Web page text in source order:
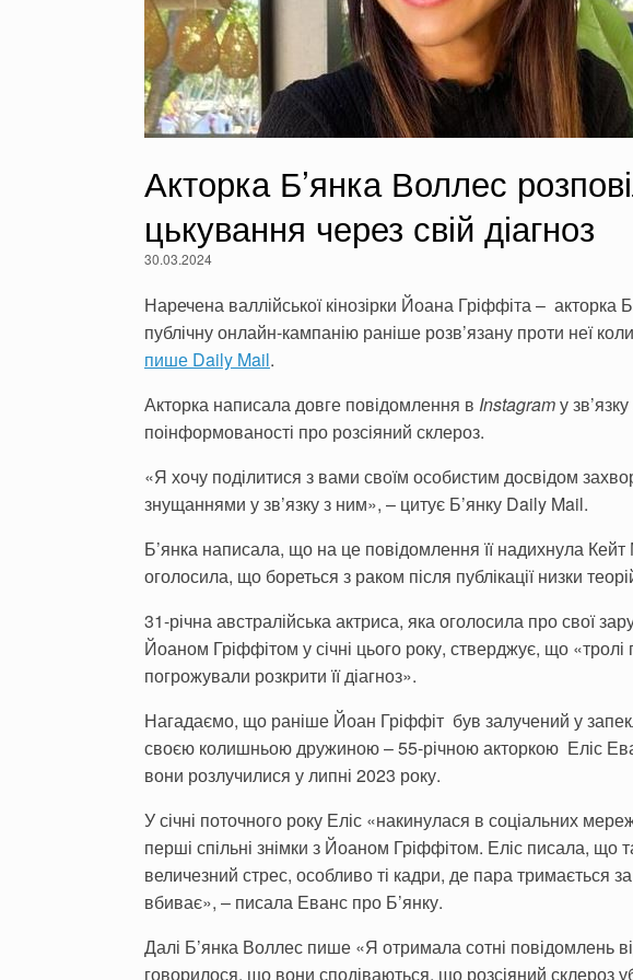
Акторка Б’янка Воллес
цькування через свій діагноз
30.03.2024
Наречена валлійської кінозірки Йоана Гріффіта –
публічну онлайн-кампанію раніше розв’язану проти неї
пише Daily Mail.
Акторка написала довге повідомлення в Instagramу
поінформованості про розсіяний склероз.
«Я хочу поділитися з вами своїм особистим досвідом
знущаннями у зв’язку з ним», – цитує Б’янку Daily Mail.
Б’янка написала, що на це повідомлення її надихнула
оголосила, що бореться з раком після публікації низки
31-річна австралійська актриса, яка оголосила про свої
Йоаном Гріффітом у січні цього року, стверджує, що «тролі
погрожували розкрити її діагноз».
Нагадаємо, що раніше Йоан Гріффіт був залучений у
своєю колишньою дружиною – 55-річною акторкою Еліс
вони розлучилися у липні 2023 року.
У січні поточного року Еліс «накинулася в соціальних
перші спільні знімки з Йоаном Гріффітом. Еліс писала, що
величезний стрес, особливо ті кадри, де пара тримається
вбиває», – писала Еванс про Б’янку.
Далі Б’янка Воллес пише «Я отримала сотні повідомлень
говорилося, що вони сподіваються, що розсіяний склероз